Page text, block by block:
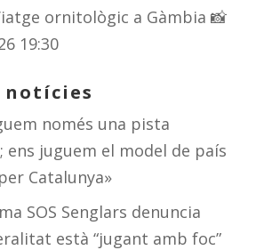
ornitològic a Gàmbia 📸
19:30
només una pista
ens juguem el model de país
Catalunya»
SOS Senglars denuncia
està “jugant amb foc”